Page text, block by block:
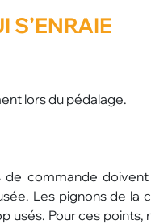
S’ENRAIE
lors du pédalage.
commande
Les pignons de la
usés. Pour ces